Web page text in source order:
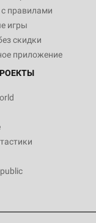
правилами
игры
скидки
приложение